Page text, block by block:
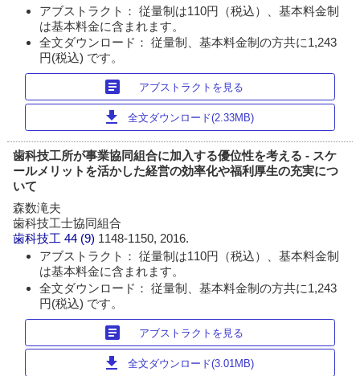
アブストラクト： 従量制は110円（税込）、基本料金制
は基本料金に含まれます。
全文ダウンロード： 従量制、基本料金制の方共に1,243
円(税込) です。
article アブストラクトを見る
download 全文ダウンロード(2.33MB)
歯科技工所が事業協同組合に加入する優位性を考える - スケ
ールメリットを活かした経営の効率化や福利厚生の充実につ
いて
森数滝夫
歯科技工士協同組合
歯科技工 44 (9) 1148-1150, 2016.
アブストラクト： 従量制は110円（税込）、基本料金制
は基本料金に含まれます。
全文ダウンロード： 従量制、基本料金制の方共に1,243
円(税込) です。
article アブストラクトを見る
download 全文ダウンロード(3.01MB)